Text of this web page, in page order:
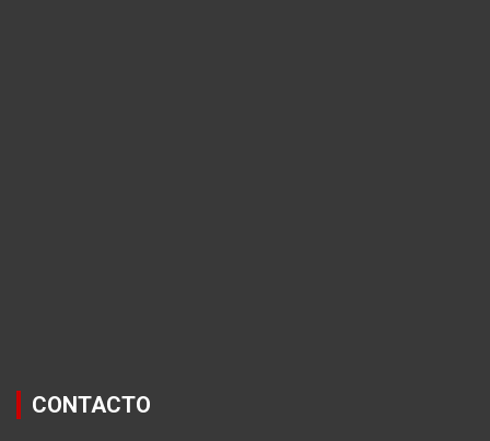
CONTACTO